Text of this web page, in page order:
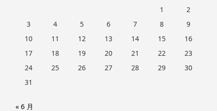
1
2
3
4 5 6 7 8
9
10
11 12 13 14 15
16
17
18 19 20 21 22
23
24
25 26 27 28 29
30
31
« 6 月